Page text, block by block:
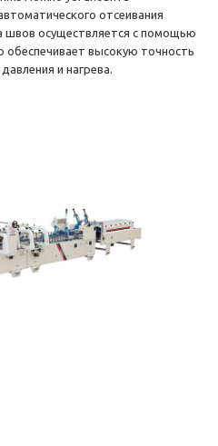
отсеивания
швов осуществляется с помощью
высокую точность
и нагрева.